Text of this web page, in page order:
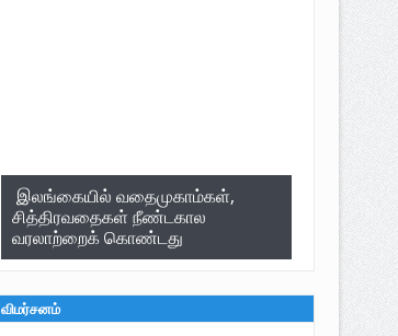
இலங்கையில் வதைமுகாம்கள்,
சித்திரவதைகள் நீண்டகால
வரலாற்றைக் கொண்டது
விமர்சனம்